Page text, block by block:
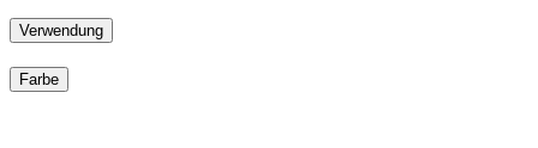
Verwendung
Farbe